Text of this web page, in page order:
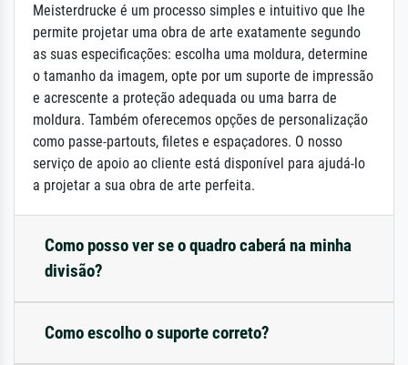
Meisterdrucke é um processo simples e intuitivo que lhe
permite projetar uma obra de arte exatamente segundo
as suas especificações: escolha uma moldura, determine
o tamanho da imagem, opte por um suporte de impressão
e acrescente a proteção adequada ou uma barra de
moldura. Também oferecemos opções de personalização
como passe-partouts, filetes e espaçadores. O nosso
serviço de apoio ao cliente está disponível para ajudá-lo
a projetar a sua obra de arte perfeita.
Como posso ver se o quadro caberá na minha
divisão?
Como escolho o suporte correto?